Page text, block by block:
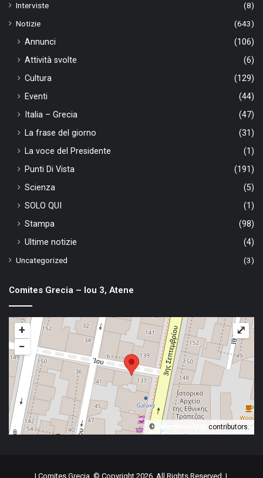
Interviste
(8)
Notizie
(643)
Annunci
(106)
Attività svolte
(6)
Cultura
(129)
Eventi
(44)
Italia – Grecia
(47)
La frase del giorno
(31)
La voce del Presidente
(1)
Punti Di Vista
(191)
Scienza
(5)
SOLO QUI
(1)
Stampa
(98)
Ultime notizie
(4)
Uncategorized
(3)
Comites Grecia – Iou 3, Atene
+
−
© OpenStreetMap contributors.
⤢
| Comites Grecia, © Copyright 2026, All Rights Reserved |